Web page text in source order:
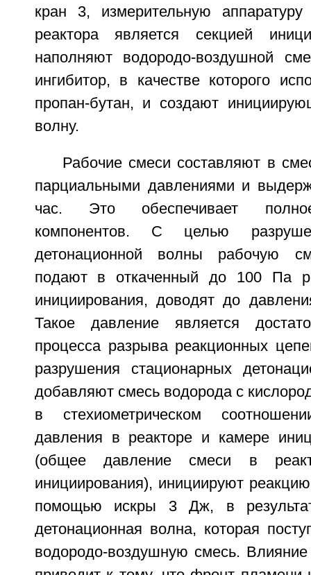
кран 3, измерительную
реактора является секцией
наполняют водородо-воздушной
ингибитор, в качестве которого
пропан-бутан, и создают
волну.
Рабочие смеси составляют в
парциальными давлениями и
час. Это обеспечивает
компонентов. С целью
детонационной волны рабочую
подают в откаченный до 100 Па
инициирования, доводят до
Такое давление является
процесса разрыва реакционных
разрушения стационарных
добавляют смесь водорода с
в стехиометрическом
давления в реакторе и камере
(общее давление смеси в
инициирования), инициируют
помощью искры 3 Дж, в
детонационная волна, которая
водородо-воздушную смесь.